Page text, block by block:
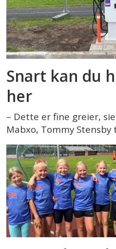
Snart kan du
her
– Dette er fine greier,
Mabxo, Tommy Stensby